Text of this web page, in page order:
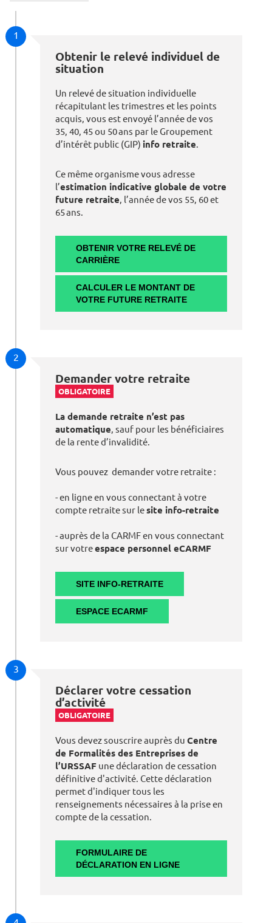
1
Obtenir le relevé individuel de
situation
Un relevé de situation individuelle
récapitulant les trimestres et les points
acquis, vous est envoyé l’année de vos
35, 40, 45 ou 50 ans par le Groupement
d’intérêt public (GIP) info retraite.
Ce même organisme vous adresse
l’estimation indicative globale de votre
future retraite, l’année de vos 55, 60 et
65 ans.
OBTENIR VOTRE RELEVÉ DE
CARRIÈRE
CALCULER LE MONTANT DE
VOTRE FUTURE RETRAITE
2
Demander votre retraite
OBLIGATOIRE
La demande retraite n’est pas
automatique, sauf pour les bénéficiaires
de la rente d’invalidité.
Vous pouvez demander votre retraite :
- en ligne en vous connectant à votre
compte retraite sur lesite info-retraite
- auprès de la CARMF en vous connectant
sur votreespace personnel eCARMF
SITE INFO-RETRAITE
ESPACE ECARMF
3
Déclarer votre cessation
d’activité
OBLIGATOIRE
Vous devez souscrire auprès du Centre
de Formalités des Entreprises de
l’URSSAF une déclaration de cessation
définitive d'activité. Cette déclaration
permet d'indiquer tous les
renseignements nécessaires à la prise en
compte de la cessation.
FORMULAIRE DE
DÉCLARATION EN LIGNE